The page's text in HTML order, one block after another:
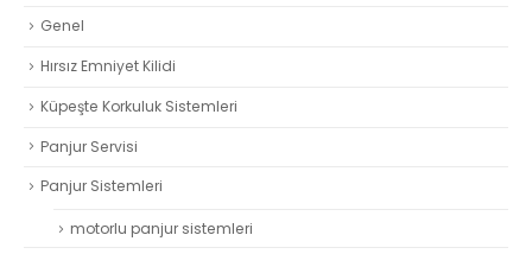
Genel
Hırsız Emniyet Kilidi
Küpeşte Korkuluk Sistemleri
Panjur Servisi
Panjur Sistemleri
motorlu panjur sistemleri